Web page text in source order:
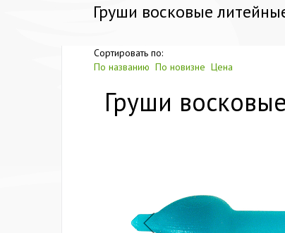
Груши восковые
Сортировать по:
По названию По новизне Цена
Груши